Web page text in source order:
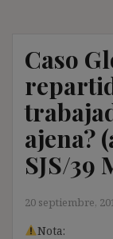
Caso
ajena?
SJS/39
20 septiembre,
Nota: